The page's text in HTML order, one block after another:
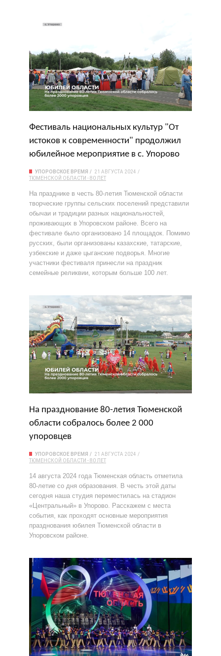
Фестиваль национальных культур "От
истоков к современности" продолжил
юбилейное мероприятие в с. Упорово
УПОРОВСКОЕ ВРЕМЯ
21 АВГУСТА 2024
ТЮМЕНСКОЙ ОБЛАСТИ - 80 ЛЕТ
На празднике в честь 80-летия Тюменской области
творческие группы сельских поселений представили
обычаи и традиции разных национальностей,
проживающих в Упоровском районе. Всего на
фестивале было организовано 14 площадок. Помимо
русских, были организованы казахские, татарские,
узбекские и даже цыганские подворья. Многие
участники фестиваля принесли на праздник
семейные реликвии, которым больше 100 лет.
На празднование 80-летия Тюменской
области собралось более 2 000
упоровцев
УПОРОВСКОЕ ВРЕМЯ
21 АВГУСТА 2024
ТЮМЕНСКОЙ ОБЛАСТИ - 80 ЛЕТ
14 августа 2024 года Тюменская область отметила
80-летие со дня образования. В честь этой даты
сегодня наша студия переместилась на стадион
«Центральный» в Упорово. Расскажем с места
события, как проходят основные мероприятия
празднования юбилея Тюменской области в
Упоровском районе.